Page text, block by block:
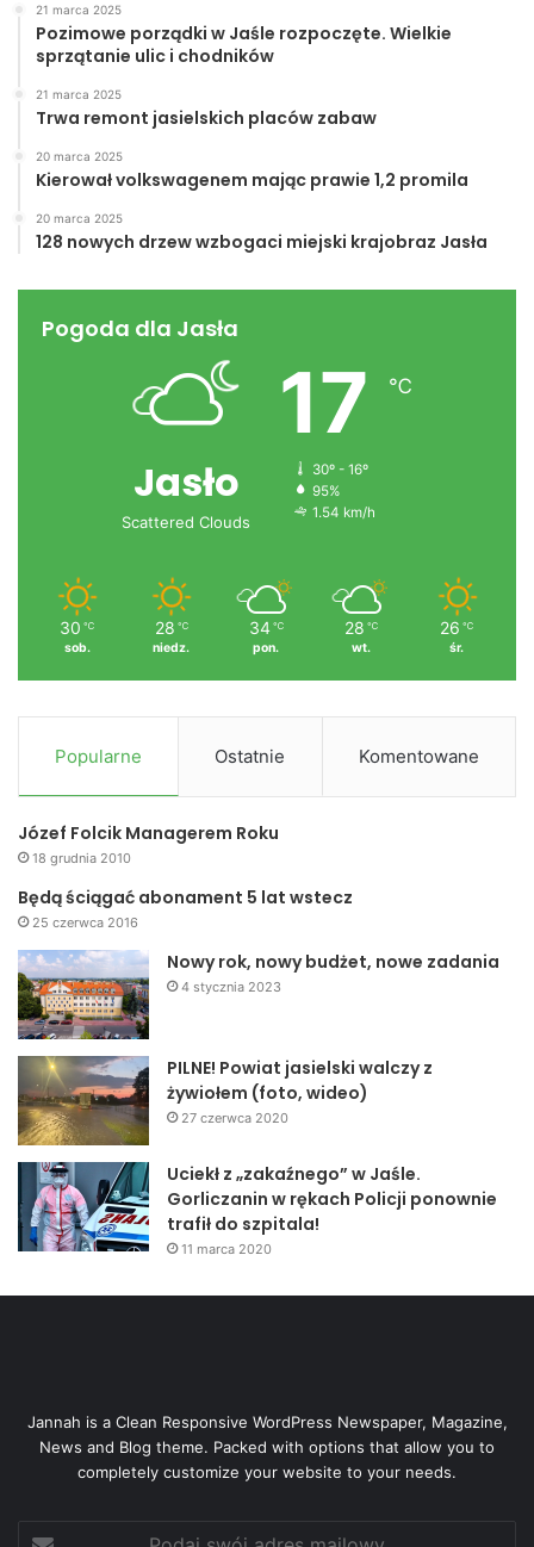
21 marca 2025
Pozimowe porządki w Jaśle rozpoczęte. Wielkie
sprzątanie ulic i chodników
21 marca 2025
Trwa remont jasielskich placów zabaw
20 marca 2025
Kierował volkswagenem mając prawie 1,2 promila
20 marca 2025
128 nowych drzew wzbogaci miejski krajobraz Jasła
Pogoda dla Jasła
Jasło
Scattered Clouds
17 ℃
30º - 16º
95%
1.54 km/h
30 ℃
sob.
28 ℃
niedz.
34 ℃
pon.
28 ℃
wt.
26 ℃
śr.
Popularne Ostatnie Komentowane
Józef Folcik Managerem Roku
18 grudnia 2010
Będą ściągać abonament 5 lat wstecz
25 czerwca 2016
Nowy rok, nowy budżet, nowe zadania
4 stycznia 2023
PILNE! Powiat jasielski walczy z
żywiołem (foto, wideo)
27 czerwca 2020
Uciekł z „zakaźnego” w Jaśle.
Gorliczanin w rękach Policji ponownie
trafił do szpitala!
11 marca 2020
Jannah is a Clean Responsive WordPress Newspaper, Magazine,
News and Blog theme. Packed with options that allow you to
completely customize your website to your needs.
Podaj